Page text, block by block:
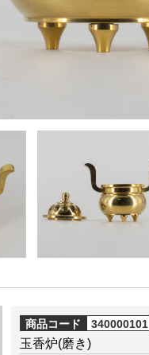
商品コード 340000101
玉香炉(磨き)